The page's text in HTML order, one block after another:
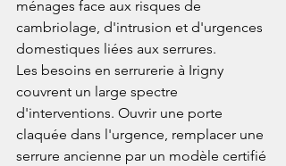
ménages face aux risques de
cambriolage, d'intrusion et d'urgences
domestiques liées aux serrures.
Les besoins en serrurerie à Irigny
couvrent un large spectre
d'interventions. Ouvrir une porte
claquée dans l'urgence, remplacer une
serrure ancienne par un modèle certifié